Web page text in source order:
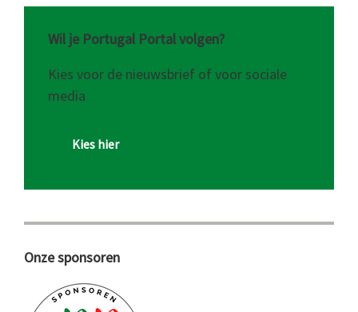
Wil je Portugal Portal volgen?
Kies voor de nieuwsbrief of voor sociale
media
Kies hier
Onze sponsoren